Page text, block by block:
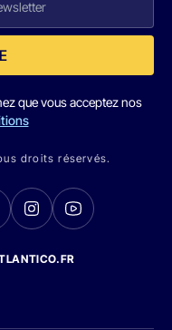
que vous acceptez nos
droits réservés.